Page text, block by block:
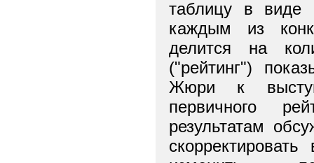
таблицу в виде
каждым из
делится на
("рейтинг")
Жюри к
первичного
результатам